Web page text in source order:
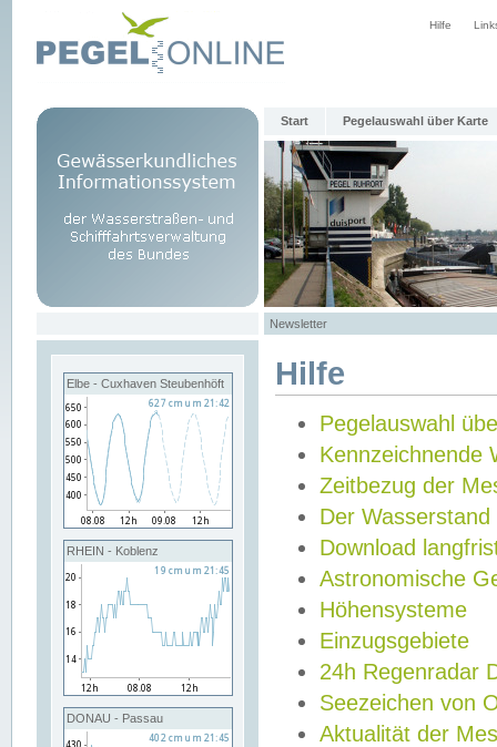
Hilfe
Start Pegelauswahl über Karte
Newsletter
Elbe - Cuxhaven Steubenhöft
RHEIN - Koblenz
DONAU - Passau
Hilfe
Pegelauswahl
Kennzeichnende
Zeitbezug der
Der Wasserstand
Download
Astronomische
Höhensysteme
Einzugsgebiete
24h Regenradar
Seezeichen von
Aktualität der